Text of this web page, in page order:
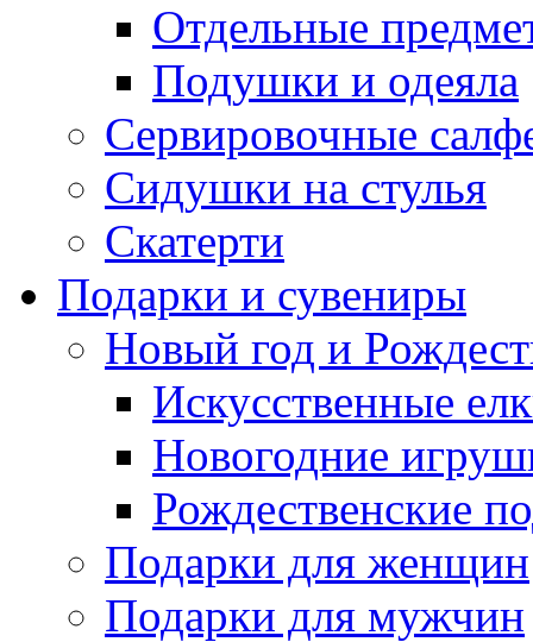
Отдельные
Подушки и одеяла
Сервировочные
Сидушки на стулья
Скатерти
Подарки и сувениры
Новый год и
Искусственные
Новогодние
Рождественские
Подарки для женщин
Подарки для мужчин